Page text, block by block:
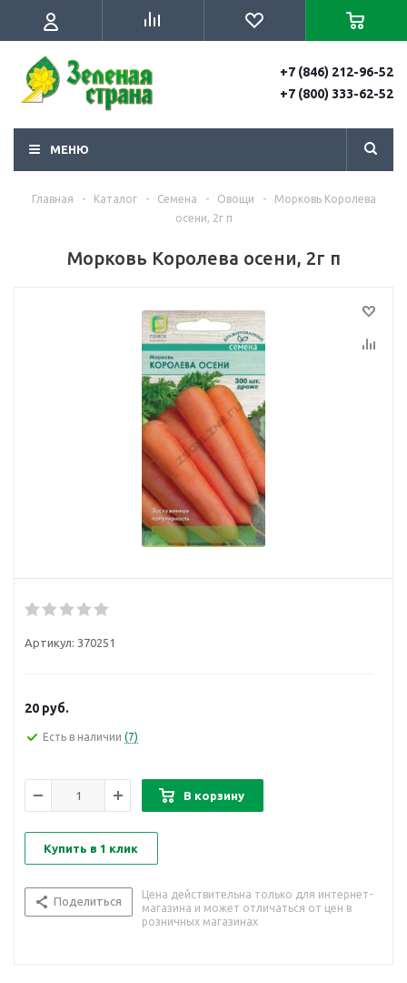
+7 (846) 212-96-52
+7 (800) 333-62-52
МЕНЮ
Главная - Каталог - Семена - Овощи -
Морковь Королева
осени, 2г п
Морковь Королева осени, 2г п
Артикул: 370251
20 руб.
Есть в наличии (7)
В корзину
Купить в 1 клик
Поделиться
Цена действительна только для интернет-
магазина и может отличаться от цен в
розничных магазинах